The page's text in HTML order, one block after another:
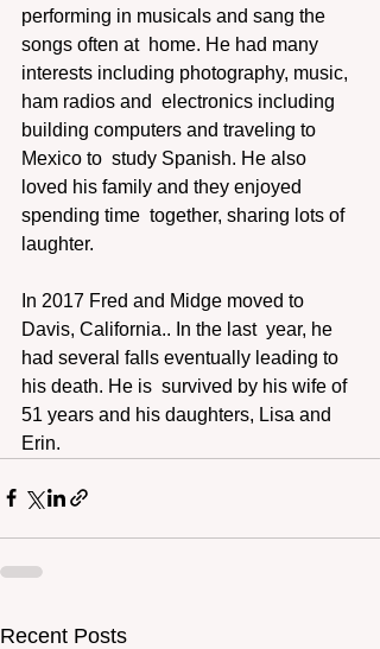
performing in musicals and sang the
songs often at  home. He had many
interests including photography, music,
ham radios and  electronics including
building computers and traveling to
Mexico to  study Spanish. He also
loved his family and they enjoyed
spending time  together, sharing lots of
laughter.
In 2017 Fred and Midge moved to
Davis, California.. In the last  year, he
had several falls eventually leading to
his death. He is  survived by his wife of
51 years and his daughters, Lisa and
Erin.
Recent Posts